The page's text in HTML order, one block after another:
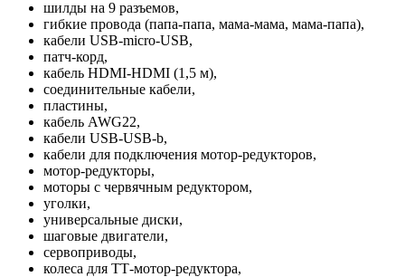
шилды на 9 разъемов,
гибкие провода (папа-папа, мама-мама, мама-папа),
кабели USB-micro-USB,
патч-корд,
кабель HDMI-HDMI (1,5 м),
соединительные кабели,
пластины,
кабель AWG22,
кабели USB-USB-b,
кабели для подключения мотор-редукторов,
мотор-редукторы,
моторы с червячным редуктором,
уголки,
универсальные диски,
шаговые двигатели,
сервоприводы,
колеса для ТТ-мотор-редуктора,